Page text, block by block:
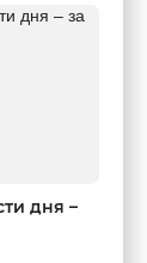
дня –